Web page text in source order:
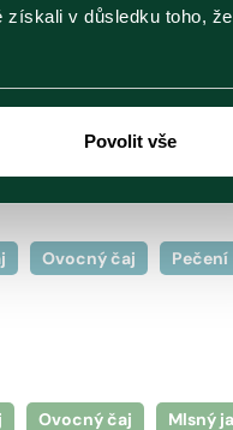
získali v důsledku toho, že
Povolit vše
z první ruky.
Ovocný čaj Pečení
Ovocný čaj Mlsný